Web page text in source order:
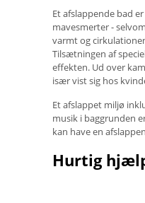
Et afslappende bad
mavesmerter -
varmt og
Tilsætningen af
effekten. Ud over
især vist sig hos
Et afslappet miljø
musik i baggrunden
kan have en
Hurtig